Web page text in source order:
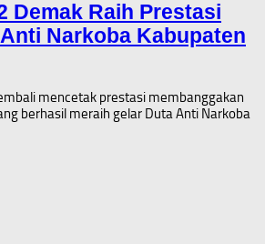
Demak Raih Prestasi
Narkoba Kabupaten
mencetak prestasi membanggakan
berhasil meraih gelar Duta Anti Narkoba